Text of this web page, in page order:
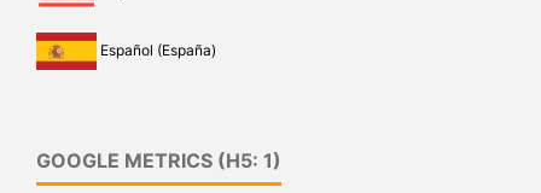
Español (España)
GOOGLE METRICS (H5: 1)